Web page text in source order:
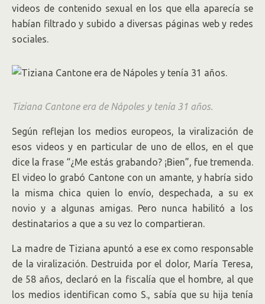
videos de contenido sexual en los que ella aparecía se
habían filtrado y subido a diversas páginas web y redes
sociales.
Tiziana Cantone era de Nápoles y tenía 31 años.
Según reflejan los medios europeos, la viralización de
esos videos y en particular de uno de ellos, en el que
dice la frase “¿Me estás grabando? ¡Bien”, fue tremenda.
El video lo grabó Cantone con un amante, y habría sido
la misma chica quien lo envío, despechada, a su ex
novio y a algunas amigas. Pero nunca habilitó a los
destinatarios a que a su vez lo compartieran.
La madre de Tiziana apuntó a ese ex como responsable
de la viralización. Destruida por el dolor, María Teresa,
de 58 años, declaró en la fiscalía que el hombre, al que
los medios identifican como S., sabía que su hija tenía